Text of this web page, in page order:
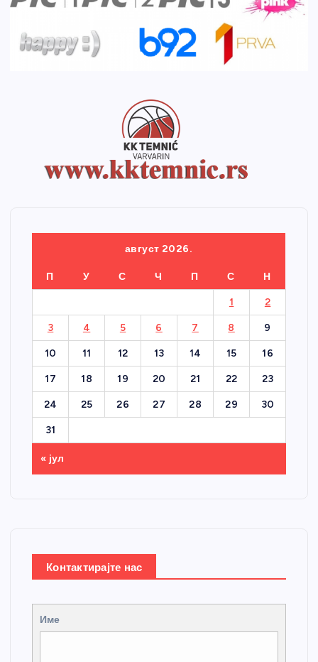
август 2026.
П У С Ч П С Н
1 2
3 4 5 6 7 8 9
10 11 12 13 14 15 16
17 18 19 20 21 22 23
24 25 26 27 28 29 30
31
« јул
Контактирајте нас
Име